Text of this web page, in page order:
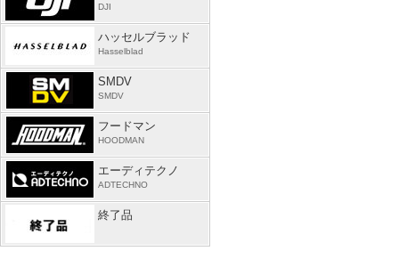
DJI
ハッセルブラッド
Hasselblad
SMDV
SMDV
フードマン
HOODMAN
エーディテクノ
ADTECHNO
終了品